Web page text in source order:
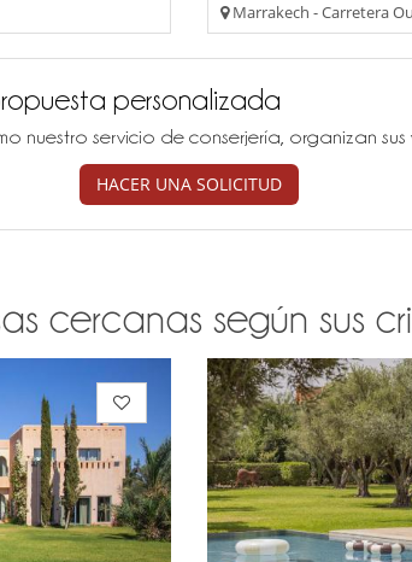
Marrakech - Carretera
personalizada
nuestro servicio de conserjería, organizan
HACER UNA SOLICITUD
cercanas según sus